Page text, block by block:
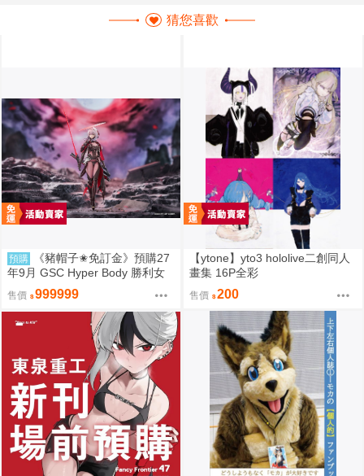
猜您喜歡
預購
《豬帽子✬免訂金》預購27
年9月 GSC Hyper Body 勝利女
神：妮姬 紅蓮：暗影 0913
售價 999999
【ytone】yto3 hololive二創同人
畫集 16P全彩
售價 200